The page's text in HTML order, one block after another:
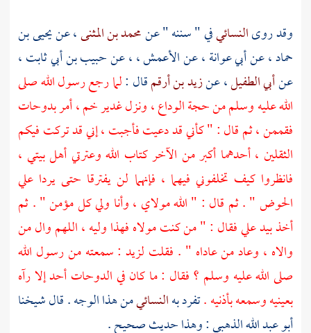
وقد روىالنسائيفي " سننه " عنمحمد بن المثنى، عنيحيى بن
حماد، عنأبي عوانة، عنالأعمش، ، عنحبيب بن أبي ثابت،
عنأبي الطفيل، عنزيد بن أرقمقال :لما رجع رسول الله صلى
الله عليه وسلم من حجة الوداع ، ونزلغدير خم ،أمر بدوحات
فقممن ، ثم قال : " كأني قد دعيت فأجبت ، إني قد تركت فيكم
الثقلين ، أحدهما أكبر من الآخر كتاب الله وعترتي أهل بيتي ،
فانظروا كيف تخلفوني فيهما ، فإنهما لن يفترقا حتى يردا علي
الحوض " . ثم قال : " الله مولاي ، وأنا ولي كل مؤمن " . ثم
أخذ بيدعليفقال : " من كنت مولاه فهذا وليه ، اللهم وال من
والاه ، وعاد من عاداه " . فقلت لزيد : سمعته من رسول الله
صلى الله عليه وسلم ؟ فقال : ما كان في الدوحات أحد إلا رآه
بعينيه وسمعه بأذنيه .تفرد بهالنسائيمن هذا الوجه . قال شيخنا
أبو عبد الله الذهبي: وهذا حديث صحيح .